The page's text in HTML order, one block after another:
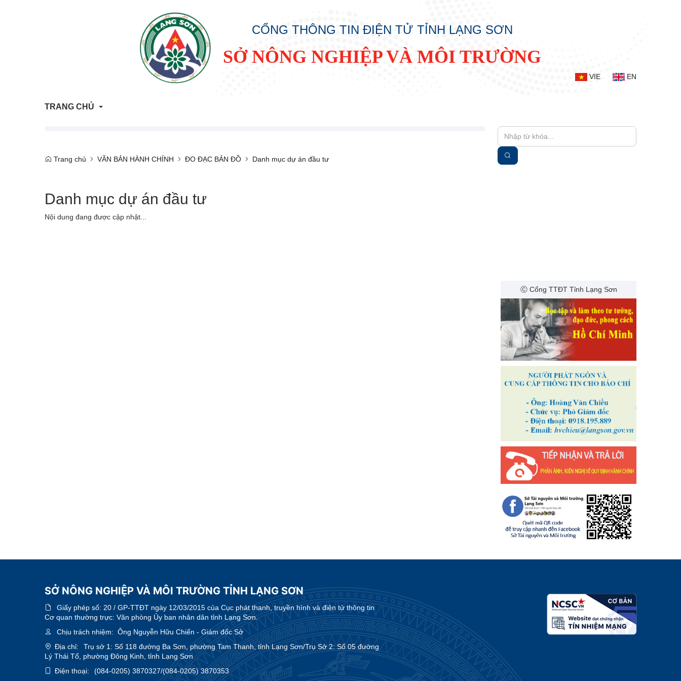
CỔNG THÔNG TIN ĐIỆN TỬ TỈNH LẠNG SƠN
SỞ NÔNG NGHIỆP VÀ MÔI TRƯỜNG
VIE EN
TRANG CHỦ
Thông tin Quy hoạch - Kế hoạch sử dụng đất
Trả lời vướng mắc người dân, doanh nghiệp
Trang tham vấn đánh giá tác động môi trường
Trang chủ VĂN BẢN HÀNH CHÍNH ĐO ĐẠC BẢN ĐỒ Danh mục dự án đầu tư
Danh mục dự án đầu tư
Nội dung đang được cập nhật...
Ⓒ Cổng TTĐT Tỉnh Lạng Sơn
SỞ NÔNG NGHIỆP VÀ MÔI TRƯỜNG TỈNH LẠNG SƠN
Giấy phép số: 20 / GP-TTĐT ngày 12/03/2015 của Cục phát thanh, truyền hình và điện tử thông tin
Cơ quan thường trực: Văn phòng Ủy ban nhân dân tỉnh Lạng Sơn.
Chịu trách nhiệm: Ông Nguyễn Hữu Chiến - Giám đốc Sở
Địa chỉ:
Trụ sở 1: Số 118 đường Ba Sơn, phường Tam Thanh, tỉnh Lạng Sơn/Trụ Sở 2: Số 05 đường
Lý Thái Tổ, phường Đông Kinh, tỉnh Lạng Sơn
Điện thoại:
(084-0205) 3870327/(084-0205) 3870353